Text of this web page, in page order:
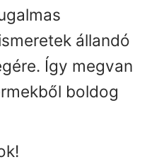
állandó
Így megvan
boldog